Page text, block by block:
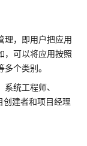
理，即用户把应用
，可以将应用按照
个类别。
统工程师、
建者和项目经理